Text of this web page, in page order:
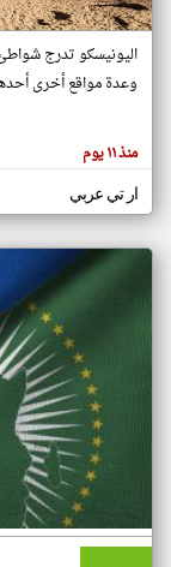
هنا عن
وجهة
كاتبيها.
اليونيسكو تدرج
وعدة مواقع أخرى
منذ ١١ يوم
ار تي عربي